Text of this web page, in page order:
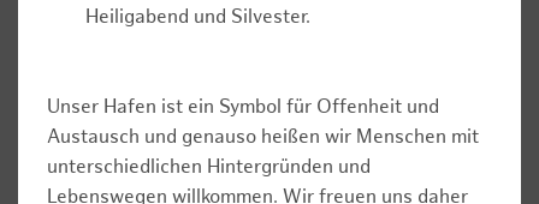
Heiligabend und Silvester.
Unser Hafen ist ein Symbol für Offenheit und
Austausch und genauso heißen wir Menschen mit
unterschiedlichen Hintergründen und
Lebenswegen willkommen. Wir freuen uns daher